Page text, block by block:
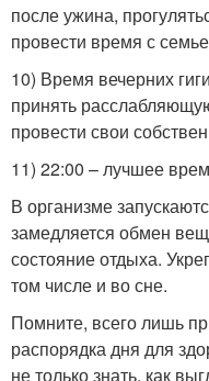
после ужина,
провести время с
10) Время вечерних
принять
провести свои
11) 22:00 – лучшее
В организме
замедляется обмен
состояние отдыха.
том числе и во сне.
Помните, всего лишь
распорядка дня для
не только знать, как